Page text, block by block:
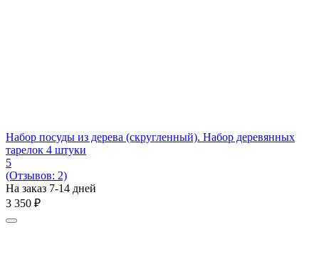
Набор посуды из дерева (скругленный). Набор деревянных
тарелок 4 штуки
5
(Отзывов: 2)
На заказ 7-14 дней
3 350 ₽